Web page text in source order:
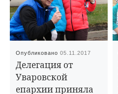
Опубликовано05.11.2017
Делегация от
Уваровской
епархии приняла